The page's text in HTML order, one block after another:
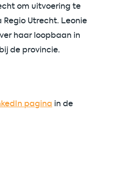
om uitvoering te
Utrecht. Leonie
haar loopbaan in
de provincie.
pagina in de